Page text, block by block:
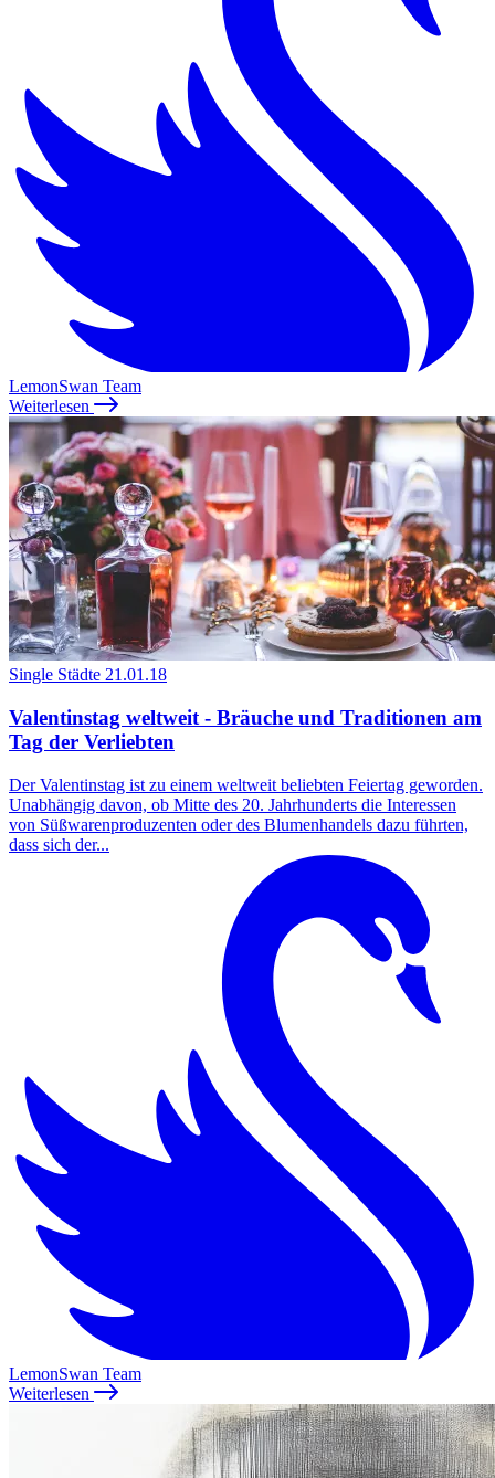
LemonSwan Team
Weiterlesen
Single Städte 21.01.18
Valentinstag weltweit - Bräuche und Traditionen am
Tag der Verliebten
Der Valentinstag ist zu einem weltweit beliebten Feiertag geworden.
Unabhängig davon, ob Mitte des 20. Jahrhunderts die Interessen
von Süßwarenproduzenten oder des Blumenhandels dazu führten,
dass sich der...
LemonSwan Team
Weiterlesen